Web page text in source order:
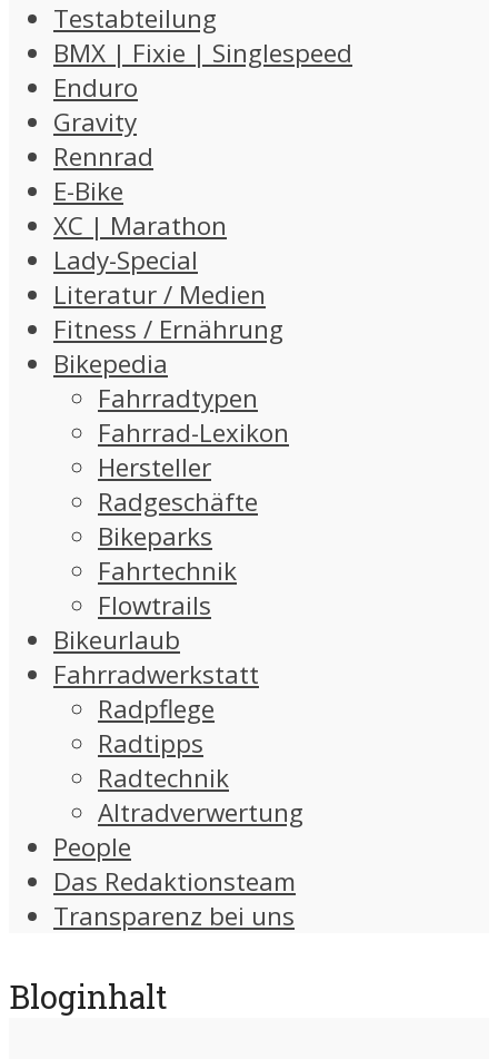
Testabteilung
BMX | Fixie | Singlespeed
Enduro
Gravity
Rennrad
E-Bike
XC | Marathon
Lady-Special
Literatur / Medien
Fitness / Ernährung
Bikepedia
Fahrradtypen
Fahrrad-Lexikon
Hersteller
Radgeschäfte
Bikeparks
Fahrtechnik
Flowtrails
Bikeurlaub
Fahrradwerkstatt
Radpflege
Radtipps
Radtechnik
Altradverwertung
People
Das Redaktionsteam
Transparenz bei uns
Bloginhalt